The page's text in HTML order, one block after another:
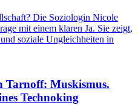
Die Soziologin Nicole
mit einem klaren Ja. Sie zeigt,
soziale Ungleichheiten in
Tarnoff: Muskismus.
Technoking